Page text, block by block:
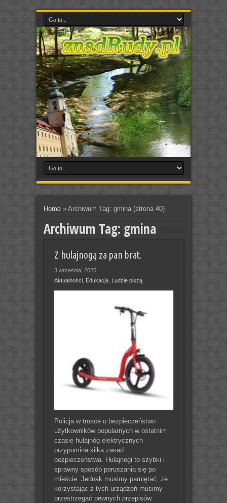
Home» Archiwum Tag: gmina(strona 40)
Archiwum Tag: gmina
Z hulajnogą za pan brat.
3 września, 2025
Aktualności, Edukacja, Ludzie piszą
Policja w trosce o bezpieczeństwo
użytkowników popularnych w ostatnim
czasie hulajnóg elektrycznych
przypomina kilka zasad
bezpieczeństwa. Hulajnogi to szybki i
sprawny sposób poruszania się po
mieście. Jednak musimy pamiętać, że
korzystając z tych urządzeń musimy
przestrzegać pewnych przepisów.